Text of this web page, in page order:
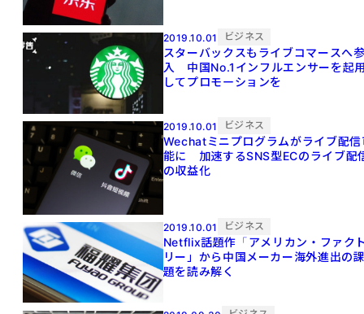
2019.10.01 ビジネス
スターバックスもライブコマースへ
入 中国No.1インフルエンサーを起
してプロモーションを
2019.10.01 ビジネス
Wechatミニプログラムがライブ配信
能に 加速するSNS型ECのライブ配
の収益化
2019.10.01 ビジネス
Netflix話題作「アメリカン・ファク
リー」から中国メーカー海外進出の
題を読み解く